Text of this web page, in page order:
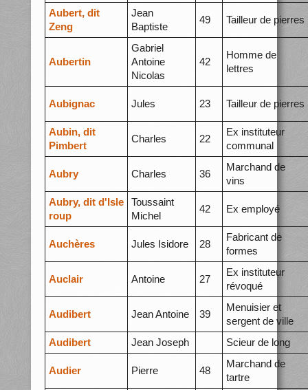
Aubert, dit
Zeng
Jean
Baptiste
49 Tailleur de pierres
Aubertin
Gabriel
Antoine
Nicolas
42
Homme de
lettres
Aubignac Jules 23 Tailleur de pierres
Aubin, dit
Pimbert
Charles 22
Ex instituteur
communal
Aubry Charles 36
Marchand de
vins
Aubry, dit d'Isle
roup
Toussaint
Michel
42 Ex employé
Auchères Jules Isidore 28
Fabricant de
formes
Auclair Antoine 27
Ex instituteur
révoqué
Audibert Jean Antoine 39
Menuisier et
sergent de ville
Audibert
Jean Joseph Scieur de long
Audier Pierre 48
Marchand de
tartre